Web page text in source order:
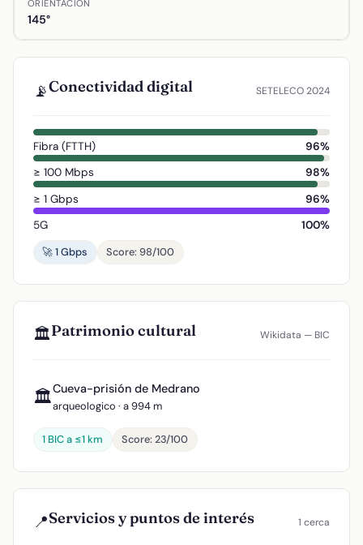
ORIENTACIÓN
145°
📡Conectividad digital SETELECO 2024
Fibra (FTTH)
96%
≥ 100 Mbps
98%
≥ 1 Gbps
96%
5G
100%
🚀 1 Gbps
Score: 98/100
🏛️Patrimonio cultural Wikidata — BIC
🏛️Cueva-prisión de Medrano
arqueologico · a 994 m
1 BIC a ≤1 km Score: 23/100
📍Servicios y puntos de interés 1 cerca